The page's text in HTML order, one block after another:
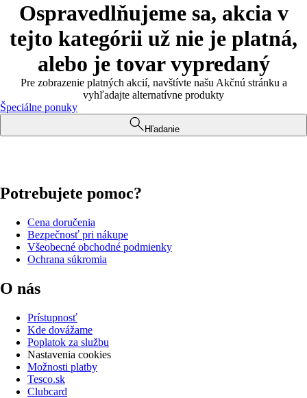
Ospravedlňujeme sa, akcia v
tejto kategórii už nie je platná,
alebo je tovar vypredaný
Pre zobrazenie platných akcií, navštívte našu Akčnú stránku a
vyhľadajte alternatívne produkty
Špeciálne ponuky
Hľadanie
Potrebujete pomoc?
Cena doručenia
Bezpečnosť pri nákupe
Všeobecné obchodné podmienky
Ochrana súkromia
O nás
Prístupnosť
Kde dovážame
Poplatok za službu
Nastavenia cookies
Možnosti platby
Tesco.sk
Clubcard